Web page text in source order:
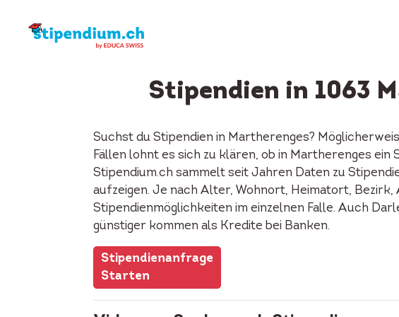
Stipendien in 1063
Suchst du Stipendien in Martherenges?
Fällen lohnt es sich zu klären, ob in Martherenges
Stipendium.ch sammelt seit Jahren Daten zu
aufzeigen. Je nach Alter, Wohnort, Heimatort,
Stipendienmöglichkeiten im einzelnen Falle. Auch
günstiger kommen als Kredite bei Banken.
Stipendienanfrage
Starten